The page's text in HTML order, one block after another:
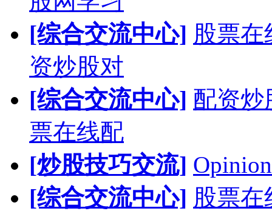
[综合交流中心] 股票
资炒股对
[综合交流中心] 配资炒
票在线配
[炒股技巧交流]
[综合交流中心] 股票